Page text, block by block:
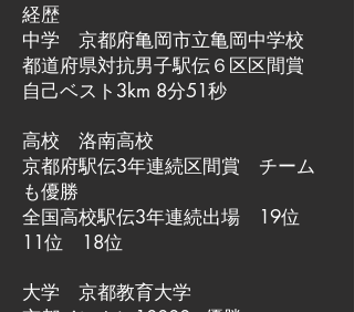
経歴
中学 京都府亀岡市立亀岡中学校
都道府県対抗男子駅伝６区区間賞
自己ベスト3km 8分51秒
高校 洛南高校
京都府駅伝3年連続区間賞 チーム
も優勝
全国高校駅伝3年連続出場 19位
11位 18位
大学 京都教育大学